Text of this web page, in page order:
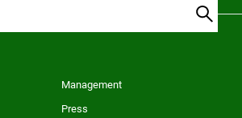
Management
Press